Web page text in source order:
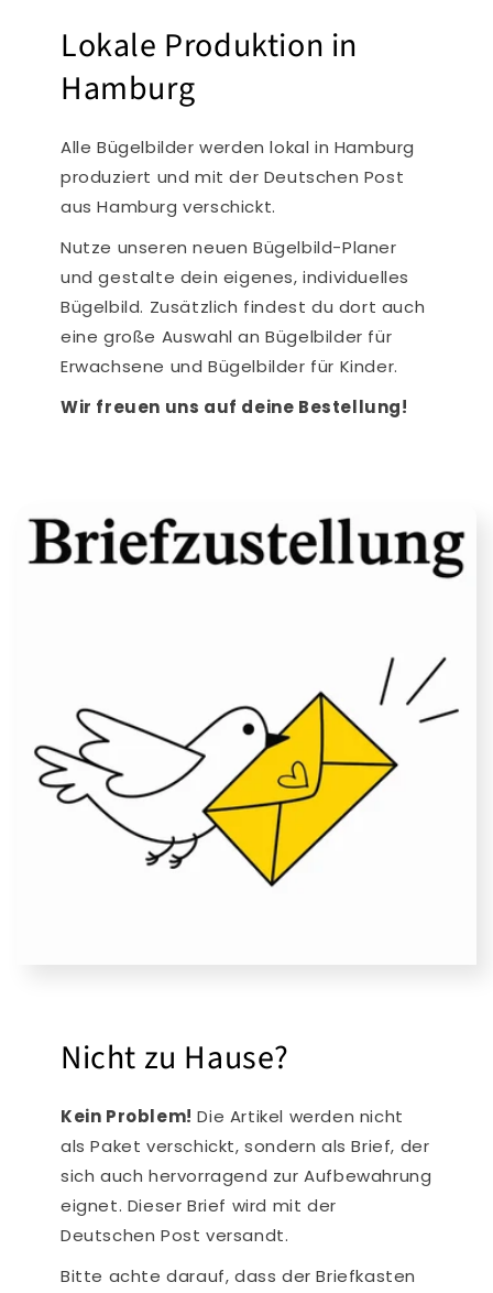
Lokale Produktion in
Hamburg
Alle Bügelbilder werden lokal in Hamburg
produziert und mit der Deutschen Post
aus Hamburg verschickt.
Nutze unseren neuen Bügelbild-Planer
und gestalte dein eigenes, individuelles
Bügelbild. Zusätzlich findest du dort auch
eine große Auswahl an Bügelbilder für
Erwachsene und Bügelbilder für Kinder.
Wir freuen uns auf deine Bestellung!
Nicht zu Hause?
Kein Problem! Die Artikel werden nicht
als Paket verschickt, sondern als Brief, der
sich auch hervorragend zur Aufbewahrung
eignet. Dieser Brief wird mit der
Deutschen Post versandt.
Bitte achte darauf, dass der Briefkasten